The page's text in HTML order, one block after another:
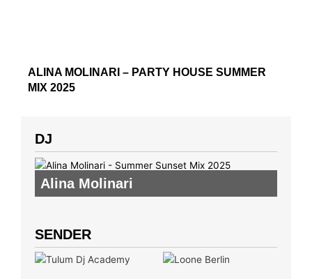
ALINA MOLINARI – PARTY HOUSE SUMMER
MIX 2025
DJ
Alina Molinari
SENDER